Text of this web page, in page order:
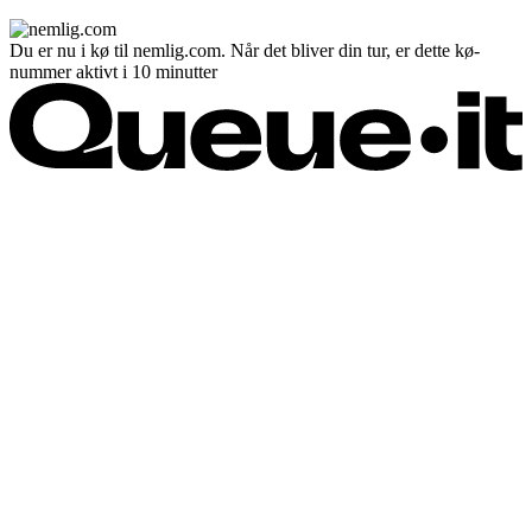
Du er nu i kø til nemlig.com. Når det bliver din tur, er dette kø-
nummer aktivt i 10 minutter